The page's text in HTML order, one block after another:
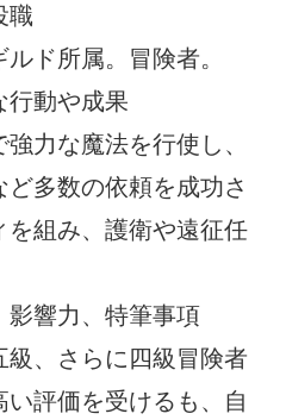
職
ド所属。冒険者。
行動や成果
力な魔法を行使し、
多数の依頼を成功さ
組み、護衛や遠征任
影響力、特筆事項
、さらに四級冒険者
評価を受けるも、自